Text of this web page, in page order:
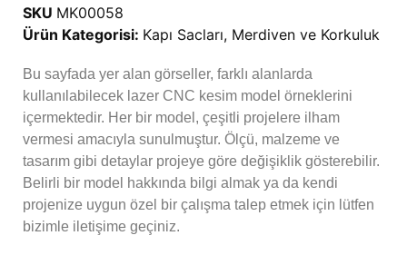
SKU MK00058
Ürün Kategorisi: Kapı Sacları, Merdiven ve Korkuluk
Bu sayfada yer alan görseller, farklı alanlarda
kullanılabilecek lazer CNC kesim model örneklerini
içermektedir. Her bir model, çeşitli projelere ilham
vermesi amacıyla sunulmuştur. Ölçü, malzeme ve
tasarım gibi detaylar projeye göre değişiklik gösterebilir.
Belirli bir model hakkında bilgi almak ya da kendi
projenize uygun özel bir çalışma talep etmek için lütfen
bizimle iletişime geçiniz.